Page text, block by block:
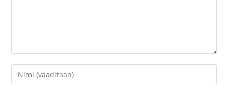
Kirjoita
nimesi